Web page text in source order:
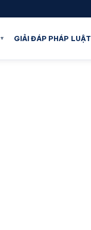
▾ GIẢI ĐÁP PHÁP LUẬT